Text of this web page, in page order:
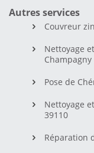
Autres services
Couvreur
Nettoyage
Champagny
Pose de
Nettoyage
39110
Réparation